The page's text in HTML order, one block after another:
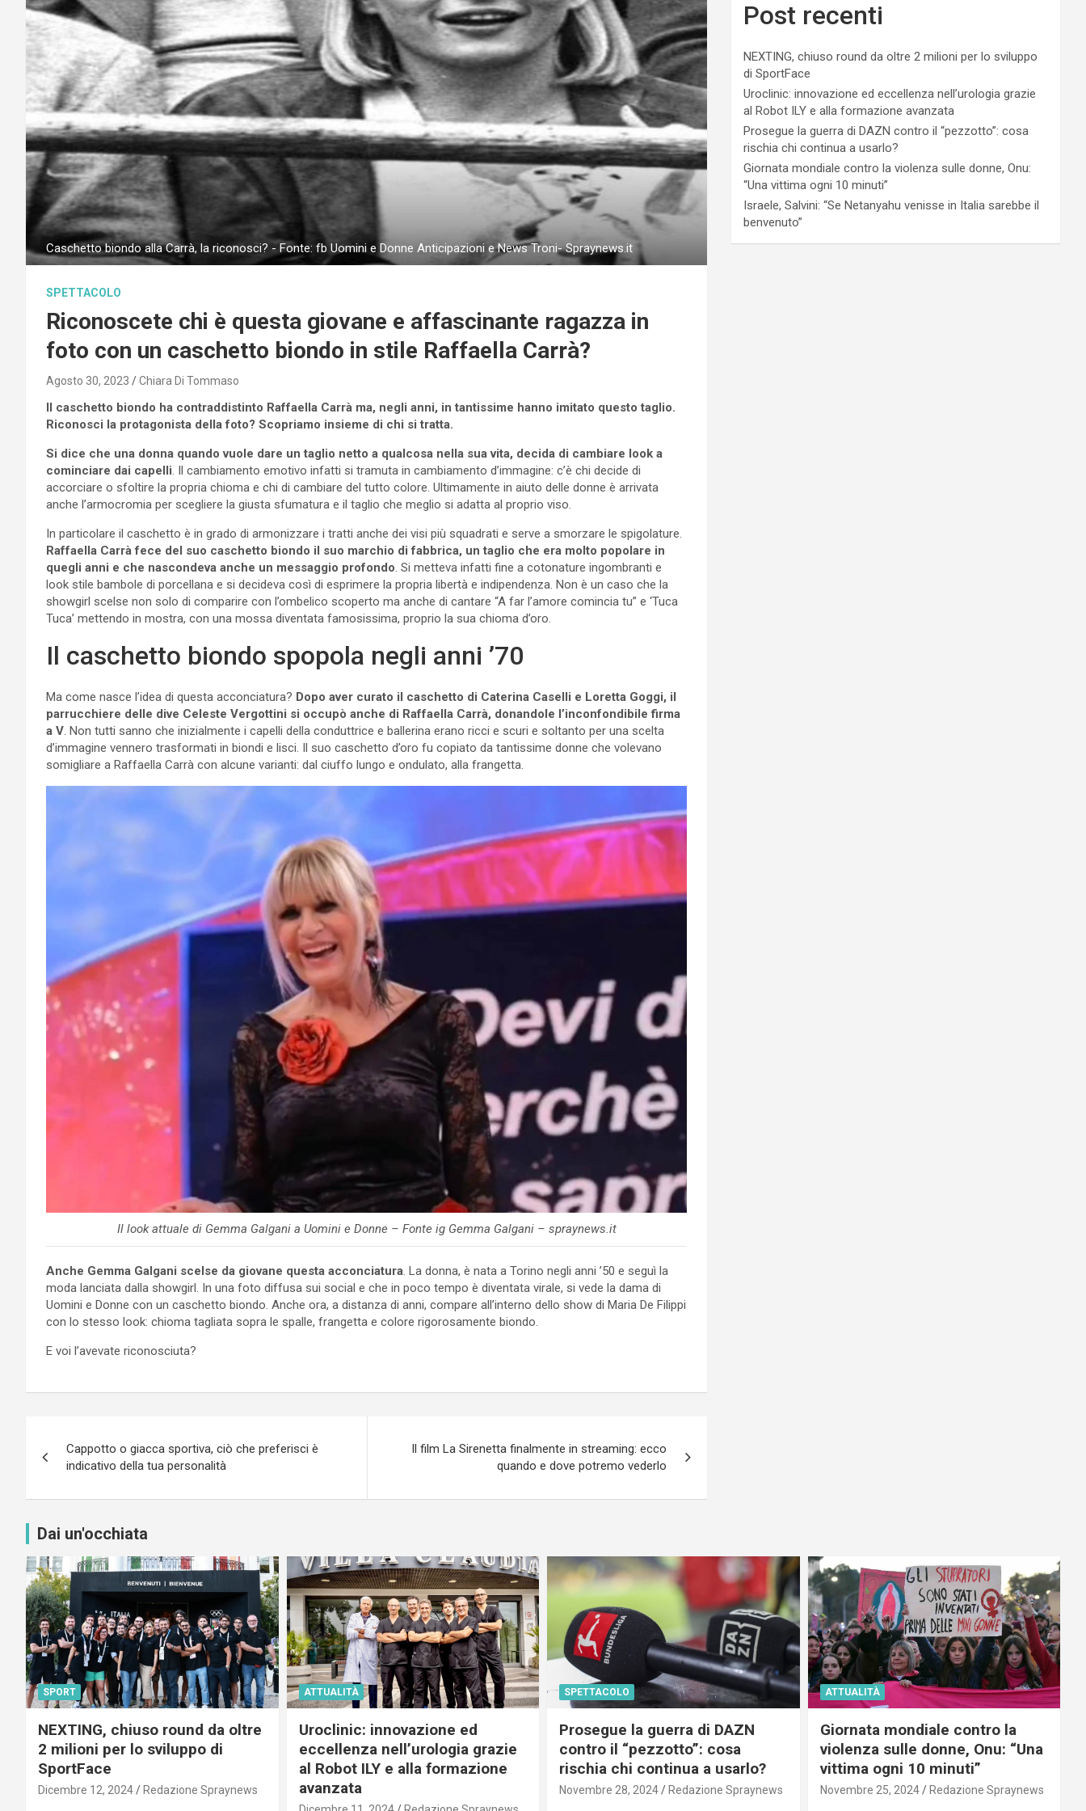
Caschetto biondo alla Carrà, la riconosci? - Fonte: fb Uomini e Donne Anticipazioni e News Troni- Spraynews.it
SPETTACOLO
Riconoscete chi è questa giovane e affascinante ragazza in
foto con un caschetto biondo in stile Raffaella Carrà?
Agosto 30, 2023 Chiara Di Tommaso
Il caschetto biondo ha contraddistinto Raffaella Carrà ma, negli anni, in tantissime hanno imitato questo taglio.
Riconosci la protagonista della foto? Scopriamo insieme di chi si tratta.
Si dice che una donna quando vuole dare un taglio netto a qualcosa nella sua vita, decida di cambiare look a
cominciare dai capelli . Il cambiamento emotivo infatti si tramuta in cambiamento d’immagine: c’è chi decide di
accorciare o sfoltire la propria chioma e chi di cambiare del tutto colore. Ultimamente in aiuto delle donne è arrivata
anche l’armocromia per scegliere la giusta sfumatura e il taglio che meglio si adatta al proprio viso.
In particolare il caschetto è in grado di armonizzare i tratti anche dei visi più squadrati e serve a smorzare le spigolature.
Raffaella Carrà fece del suo caschetto biondo il suo marchio di fabbrica, un taglio che era molto popolare in
quegli anni e che nascondeva anche un messaggio profondo . Si metteva infatti fine a cotonature ingombranti e
look stile bambole di porcellana e si decideva così di esprimere la propria libertà e indipendenza. Non è un caso che la
showgirl scelse non solo di comparire con l’ombelico scoperto ma anche di cantare “A far l’amore comincia tu” e ‘Tuca
Tuca’ mettendo in mostra, con una mossa diventata famosissima, proprio la sua chioma d’oro.
Il caschetto biondo spopola negli anni ’70
Ma come nasce l’idea di questa acconciatura? Dopo aver curato il caschetto di Caterina Caselli e Loretta Goggi, il
parrucchiere delle dive Celeste Vergottini si occupò anche di Raffaella Carrà, donandole l’inconfondibile firma
a V . Non tutti sanno che inizialmente i capelli della conduttrice e ballerina erano ricci e scuri e soltanto per una scelta
d’immagine vennero trasformati in biondi e lisci. Il suo caschetto d’oro fu copiato da tantissime donne che volevano
somigliare a Raffaella Carrà con alcune varianti: dal ciuffo lungo e ondulato, alla frangetta.
Il look attuale di Gemma Galgani a Uomini e Donne – Fonte ig Gemma Galgani – spraynews.it
Anche Gemma Galgani scelse da giovane questa acconciatura. La donna, è nata a Torino negli anni ’50 e seguì la
moda lanciata dalla showgirl. In una foto diffusa sui social e che in poco tempo è diventata virale, si vede la dama di
Uomini e Donne con un caschetto biondo. Anche ora, a distanza di anni, compare all’interno dello show di Maria De Filippi
con lo stesso look: chioma tagliata sopra le spalle, frangetta e colore rigorosamente biondo.
E voi l’avevate riconosciuta?
articoli
Cappotto o giacca sportiva, ciò che preferisci è
indicativo della tua personalità
Il film La Sirenetta finalmente in streaming: ecco
quando e dove potremo vederlo
Post recenti
NEXTING, chiuso round da oltre 2 milioni per lo sviluppo
di SportFace
Uroclinic: innovazione ed eccellenza nell’urologia grazie
al Robot ILY e alla formazione avanzata
Prosegue la guerra di DAZN contro il “pezzotto”: cosa
rischia chi continua a usarlo?
Giornata mondiale contro la violenza sulle donne, Onu:
“Una vittima ogni 10 minuti”
Israele, Salvini: “Se Netanyahu venisse in Italia sarebbe il
benvenuto”
Dai un'occhiata
SPORT
NEXTING, chiuso round da oltre
2 milioni per lo sviluppo di
SportFace
Dicembre 12, 2024 Redazione Spraynews
ATTUALITÀ
Uroclinic: innovazione ed
eccellenza nell’urologia grazie
al Robot ILY e alla formazione
avanzata
SPETTACOLO
Prosegue la guerra di DAZN
contro il “pezzotto”: cosa
rischia chi continua a usarlo?
Novembre 28, 2024 Redazione Spraynews
ATTUALITÀ
Giornata mondiale contro la
violenza sulle donne, Onu: “Una
vittima ogni 10 minuti”
Novembre 25, 2024 Redazione Spraynews